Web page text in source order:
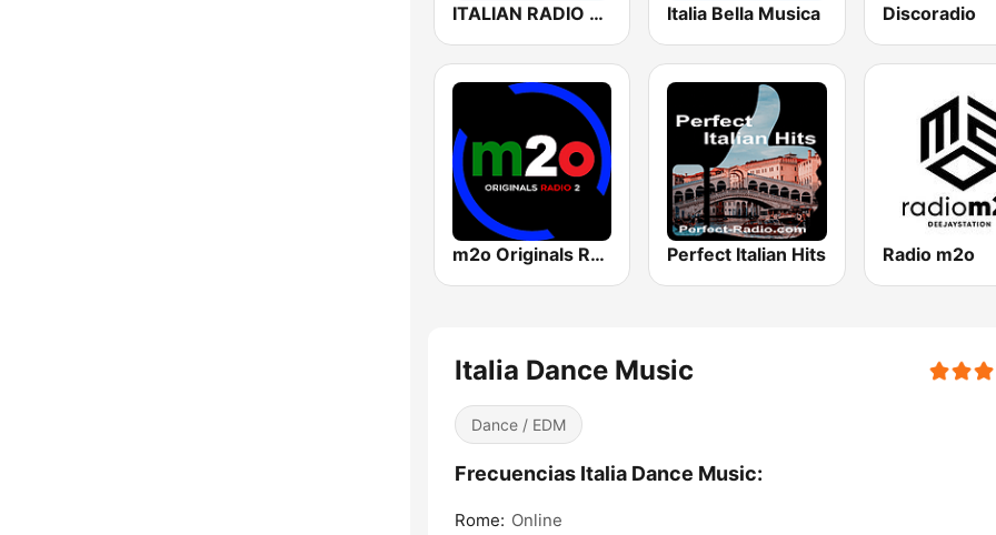
ITALIAN RADIO - ITALIAN.radio Italia Bella Musica Discoradio
m2o Originals Radio 2 Perfect Italian Hits Radio m2o
Italia Dance Music
Dance / EDM
Frecuencias Italia Dance Music:
Rome: Online